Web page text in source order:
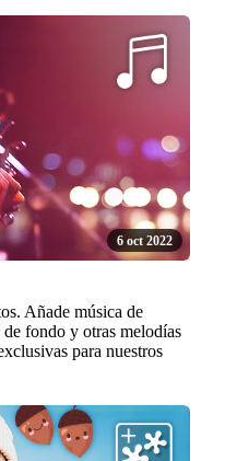
6 oct 2022
Añade música de
fondo y otras melodías
para nuestros